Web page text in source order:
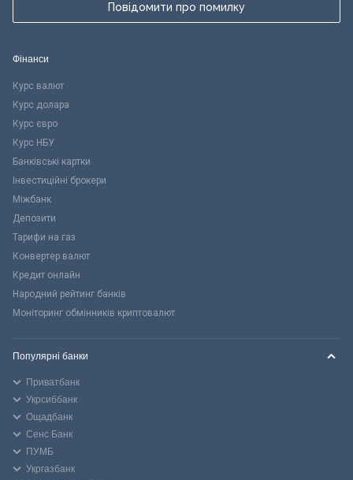
Повідомити про помилку
Фінанси
Курс валют
Курс долара
Курс євро
Курс НБУ
Банківські картки
Інвестиційні брокери
Міжбанк
Депозити
Тарифи на газ
Конвертер валют
Кредит онлайн
Народний рейтинг банків
Моніторинг обмінників криптовалют
Популярні банки
Приватбанк
Укрсиббанк
Ощадбанк
Сенс Банк
ПУМБ
Укргазбанк